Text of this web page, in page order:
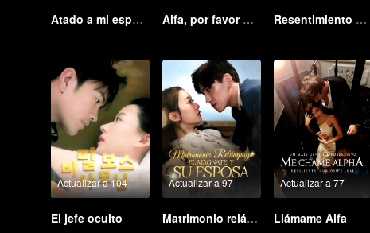
Atado a mi esposa desaparecida Alfa, por favor márcame Resentimiento a través de los mundos
Actualizar a 104
El jefe oculto
Actualizar a 97
Matrimonio relámpago: El magnate y su esposa
Actualizar a 77
Llámame Alfa